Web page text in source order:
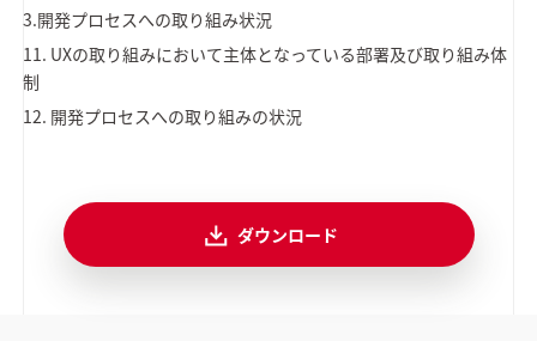
3.開発プロセスへの取り組み状況
11. UXの取り組みにおいて主体となっている部署及び取り組み体
制
12. 開発プロセスへの取り組みの状況
ダウンロード